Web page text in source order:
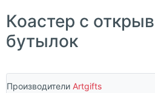
Коастер с
бутылок
Производители Artgifts